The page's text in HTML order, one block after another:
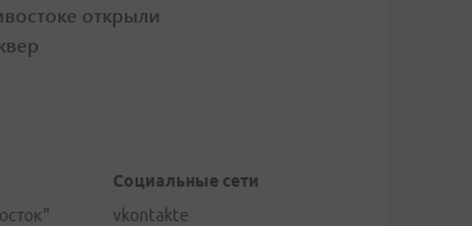
открыли
Социальные сети
vkontakte